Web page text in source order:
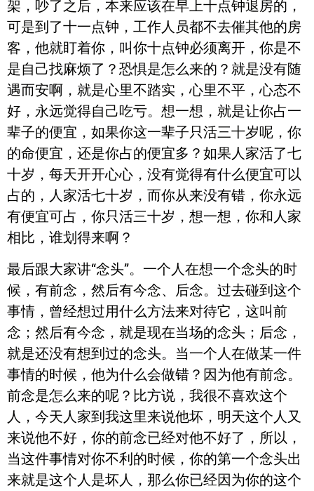
架，吵了之后，本来应该在早上十点钟退房的，
可是到了十一点钟，工作人员都不去催其他的房
客，他就盯着你，叫你十点钟必须离开，你是不
是自己找麻烦了？恐惧是怎么来的？就是没有随
遇而安啊，就是心里不踏实，心里不平，心态不
好，永远觉得自己吃亏。想一想，就是让你占一
辈子的便宜，如果你这一辈子只活三十岁呢，你
的命便宜，还是你占的便宜多？如果人家活了七
十岁，每天开开心心，没有觉得有什么便宜可以
占的，人家活七十岁，而你从来没有错，你永远
有便宜可占，你只活三十岁，想一想，你和人家
相比，谁划得来啊？
最后跟大家讲“念头”。一个人在想一个念头的时
候，有前念，然后有今念、后念。过去碰到这个
事情，曾经想过用什么方法来对待它，这叫前
念；然后有今念，就是现在当场的念头；后念，
就是还没有想到过的念头。当一个人在做某一件
事情的时候，他为什么会做错？因为他有前念。
前念是怎么来的呢？比方说，我很不喜欢这个
人，今天人家到我这里来说他坏，明天这个人又
来说他不好，你的前念已经对他不好了，所以，
当这件事情对你不利的时候，你的第一个念头出
来就是这个人是坏人，那么你已经因为你的这个